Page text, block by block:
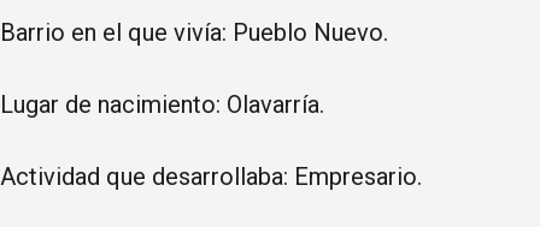
Barrio en el que vivía: Pueblo Nuevo.
Lugar de nacimiento: Olavarría.
Actividad que desarrollaba: Empresario.